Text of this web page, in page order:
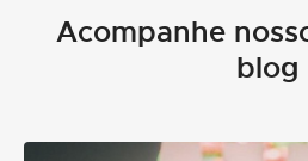
Acompanhe
blog